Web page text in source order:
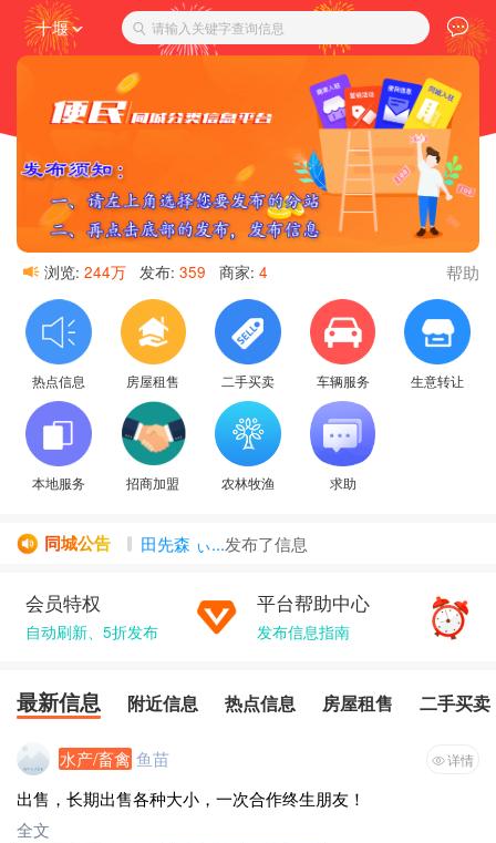
十堰 请输入关键字查询信息
浏览: 244万 发布: 359 商家: 4 帮助
热点信息 房屋租售 二手买卖 车辆服务 生意转让
本地服务 招商加盟 农林牧渔 求助
同城公告
田先森 ぃ...
Ar鸿鑫不锈... 发布了热点信息
二手买卖信息
蹦蹦虾
发布了 房屋租售信息
会员特权
自动刷新、5折发布
平台帮助中心
发布信息指南
最新信息 附近信息 热点信息 房屋租售 二手买卖
水产/畜禽 鱼苗 详情
出售，长期出售各种大小，一次合作终生朋友！
全文